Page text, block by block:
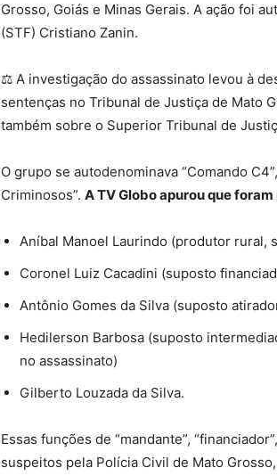
Grosso, Goiás e Minas Gerais. A ação foi
(STF) Cristiano Zanin.
⚖️ A investigação do assassinato levou à
sentenças no Tribunal de Justiça de Mato
também sobre o Superior Tribunal de
O grupo se autodenominava “Comando
Criminosos”. A TV Globo apurou que
Aníbal Manoel Laurindo (produtor rural,
Coronel Luiz Cacadini (suposto
Antônio Gomes da Silva (suposto
Hedilerson Barbosa (suposto
no assassinato)
Gilberto Louzada da Silva.
Essas funções de “mandante”,
suspeitos pela Polícia Civil de Mato